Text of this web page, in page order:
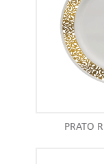
PRATO